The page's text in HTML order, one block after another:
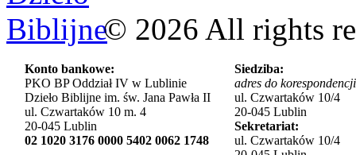
© 2026 All rights
Konto bankowe:
PKO BP Oddział IV w Lublinie
Dzieło Biblijne im. św. Jana Pawła II
ul. Czwartaków 10 m. 4
20-045 Lublin
02 1020 3176 0000 5402 0062 1748
Siedziba:
adres do
ul. Czwartaków 10/4
20-045 Lublin
Sekretariat:
ul. Czwartaków 10/4